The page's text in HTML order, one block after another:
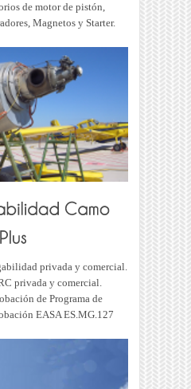
de motor de pistón,
Magnetos y Starter.
privada y comercial.
privada y comercial.
de Programa de
EASA ES.MG.127